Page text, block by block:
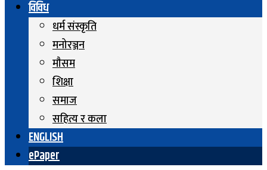
विविध
धर्म संस्कृति
मनोरञ्जन
माैसम
शिक्षा
समाज
सहित्य र कला
ENGLISH
ePaper